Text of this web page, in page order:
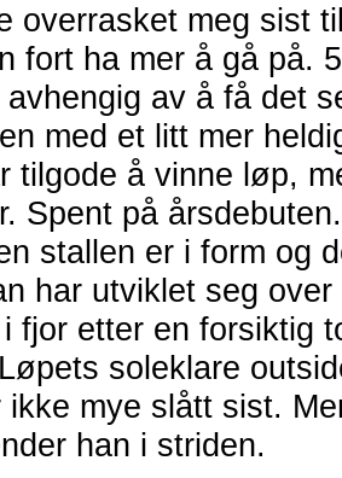
overrasket meg sist
fort ha mer å gå på.
avhengig av å få det
med et litt mer
tilgode å vinne løp,
Spent på
stallen er i form og
har utviklet seg
fjor etter en forsiktig
soleklare
ikke mye slått sist.
han i striden.